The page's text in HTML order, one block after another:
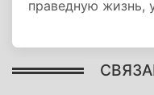
праведную жизнь,